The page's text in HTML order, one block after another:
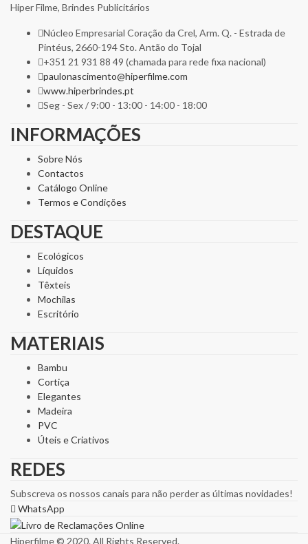
Hiper Filme, Brindes Publicitários
Núcleo Empresarial Coração da Crel, Arm. Q. - Estrada de
Pintéus, 2660-194 Sto. Antão do Tojal
+351 21 931 88 49 (chamada para rede fixa nacional)
paulonascimento@hiperfilme.com
www.hiperbrindes.pt
Seg - Sex / 9:00 - 13:00 - 14:00 - 18:00
INFORMAÇÕES
Sobre Nós
Contactos
Catálogo Online
Termos e Condições
DESTAQUE
Ecológicos
Líquidos
Têxteis
Mochilas
Escritório
MATERIAIS
Bambu
Cortiça
Elegantes
Madeira
PVC
Úteis e Criativos
REDES
Subscreva os nossos canais para não perder as últimas novidades!
WhatsApp
Hiperfilme © 2020. All Rights Reserved.